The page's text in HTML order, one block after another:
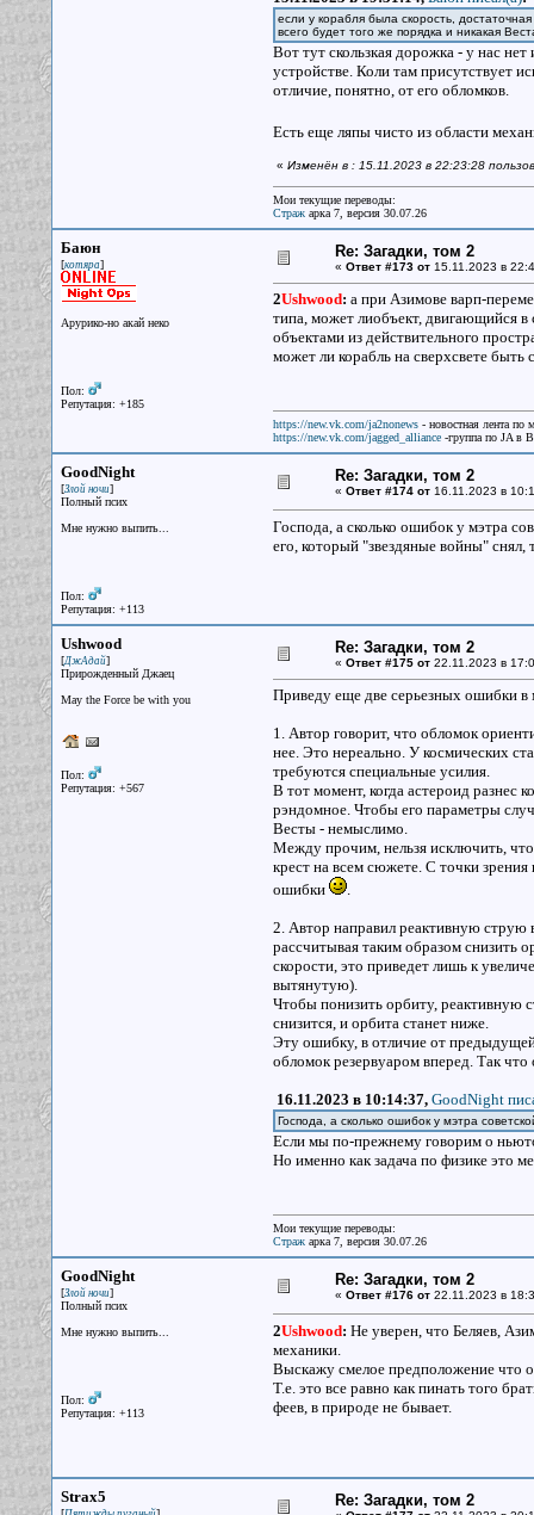
если у корабля была скорость,
всего будет того же порядка и никакая
Вот тут скользкая дорожка - у нас
устройстве. Коли там присутствует
отличие, понятно, от его обломков.
Есть еще ляпы чисто из области
« Изменён в : 15.11.2023 в 22:23:28
Мои текущие переводы:
Стражарка 7, версия 30.07.26
Баюн
[котяра]
Арурико-но акай неко
Пол:
Репутация: +185
Re: Загадки, том 2
« Ответ #173 от15.11.2023 в
2Ushwood: а при Азимове варп-
типа, может лиобъект, двигающийся в
объектами из действительного
может ли корабль на сверхсвете быть
https://new.vk.com/ja2nonews- новостная лента по
https://new.vk.com/jagged_alliance-группа по JA в
GoodNight
[Злой ночи]
Полный псих
Мне нужно выпить...
Пол:
Репутация: +113
Re: Загадки, том 2
« Ответ #174 от16.11.2023 в
Господа, а сколько ошибок у мэтра
его, который "звездяные войны" снял,
Ushwood
[ДжАдай]
Прирожденный Джаец
May the Force be with you
Пол:
Репутация: +567
Re: Загадки, том 2
« Ответ #175 от22.11.2023 в
Приведу еще две серьезных ошибки в
1. Автор говорит, что обломок
нее. Это нереально. У космических
требуются специальные усилия.
В тот момент, когда астероид разнес
рэндомное. Чтобы его параметры
Весты - немыслимо.
Между прочим, нельзя исключить,
крест на всем сюжете. С точки зрения
ошибки
.
2. Автор направил реактивную струю
рассчитывая таким образом снизить
скорости, это приведет лишь к
вытянутую).
Чтобы понизить орбиту, реактивную
снизится, и орбита станет ниже.
Эту ошибку, в отличие от
обломок резервуаром вперед. Так
16.11.2023 в 10:14:37, GoodNight
Господа, а сколько ошибок у мэтра
Если мы по-прежнему говорим о
Но именно как задача по физике это
Мои текущие переводы:
Стражарка 7, версия 30.07.26
GoodNight
[Злой ночи]
Полный псих
Мне нужно выпить...
Пол:
Репутация: +113
Re: Загадки, том 2
« Ответ #176 от22.11.2023 в
2Ushwood: Не уверен, что Беляев,
механики.
Выскажу смелое предположение что
Т.е. это все равно как пинать того
феев, в природе не бывает.
Strax5 Re: Загадки, том 2